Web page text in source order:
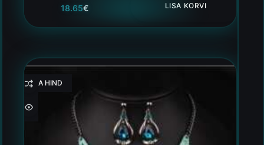
18.65€ LISA KORVI
HEA HIND